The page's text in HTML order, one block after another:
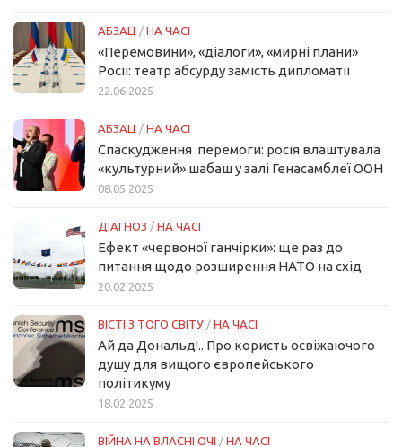
АБЗАЦ / НА ЧАСІ
«Перемовини», «діалоги», «мирні плани»
Росії: театр абсурду замість дипломатії
22.06.2025
АБЗАЦ / НА ЧАСІ
Спаскудження перемоги: росія влаштувала
«культурний» шабаш у залі Генасамблеї ООН
08.05.2025
ДІАГНОЗ / НА ЧАСІ
Ефект «червоної ганчірки»: ще раз до
питання щодо розширення НАТО на схід
20.02.2025
ВІСТІ З ТОГО СВІТУ / НА ЧАСІ
Ай да Дональд!.. Про користь освіжаючого
душу для вищого європейського
політикуму
18.02.2025
ВІЙНА НА ВЛАСНІ ОЧІ / НА ЧАСІ